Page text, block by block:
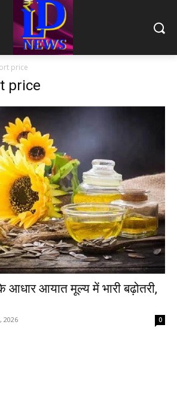
price
price
आधार आयात मूल्य में भारी बढ़ोतरी,
2026 0